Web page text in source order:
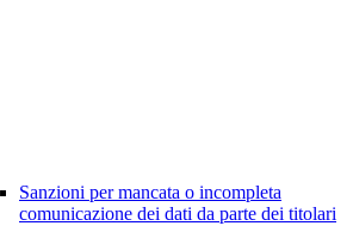
Sanzioni per mancata o incompleta
comunicazione dei dati da parte dei titolari